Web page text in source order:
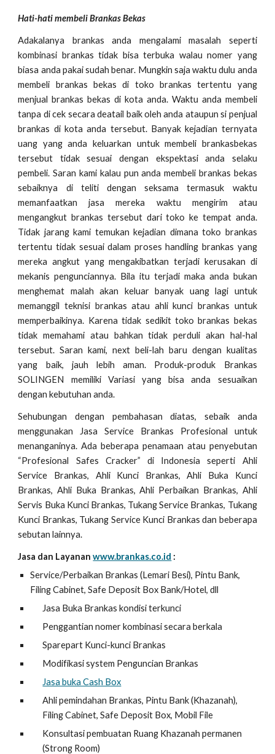
Hati-hati membeli Brankas Bekas
Adakalanya brankas anda mengalami masalah seperti
kombinasi brankas tidak bisa terbuka walau nomer yang
biasa anda pakai sudah benar. Mungkin saja waktu dulu anda
membeli brankas bekas di toko brankas tertentu yang
menjual brankas bekas di kota anda. Waktu anda membeli
tanpa di cek secara deatail baik oleh anda ataupun si penjual
brankas di kota anda tersebut. Banyak kejadian ternyata
uang yang anda keluarkan untuk membeli brankasbekas
tersebut tidak sesuai dengan ekspektasi anda selaku
pembeli. Saran kami kalau pun anda membeli brankas bekas
sebaiknya di teliti dengan seksama termasuk waktu
memanfaatkan jasa mereka waktu mengirim atau
mengangkut brankas tersebut dari toko ke tempat anda.
Tidak jarang kami temukan kejadian dimana toko brankas
tertentu tidak sesuai dalam proses handling brankas yang
mereka angkut yang mengakibatkan terjadi kerusakan di
mekanis pengunciannya. Bila itu terjadi maka anda bukan
menghemat malah akan keluar banyak uang lagi untuk
memanggil teknisi brankas atau ahli kunci brankas untuk
memperbaikinya. Karena tidak sedikit toko brankas bekas
tidak memahami atau bahkan tidak perduli akan hal-hal
tersebut. Saran kami, next beli-lah baru dengan kualitas
yang baik, jauh lebih aman. Produk-produk Brankas
SOLINGEN memiliki Variasi yang bisa anda sesuaikan
dengan kebutuhan anda.
Sehubungan dengan pembahasan diatas, sebaik anda
menggunakan Jasa Service Brankas Profesional untuk
menanganinya. Ada beberapa penamaan atau penyebutan
“Profesional Safes Cracker” di Indonesia seperti Ahli
Service Brankas, Ahli Kunci Brankas, Ahli Buka Kunci
Brankas, Ahli Buka Brankas, Ahli Perbaikan Brankas, Ahli
Servis Buka Kunci Brankas, Tukang Service Brankas, Tukang
Kunci Brankas, Tukang Service Kunci Brankas dan beberapa
sebutan lainnya.
Jasa dan Layananwww.brankas.co.id :
Service/Perbaikan Brankas (Lemari Besi), Pintu Bank,
Filing Cabinet, Safe Deposit Box Bank/Hotel, dll
Jasa Buka Brankas kondisi terkunci
Penggantian nomer kombinasi secara berkala
Sparepart Kunci-kunci Brankas
Modifikasi system Penguncian Brankas
Jasa buka Cash Box
Ahli pemindahan Brankas, Pintu Bank (Khazanah),
Filing Cabinet, Safe Deposit Box, Mobil File
Konsultasi pembuatan Ruang Khazanah permanen
(Strong Room)